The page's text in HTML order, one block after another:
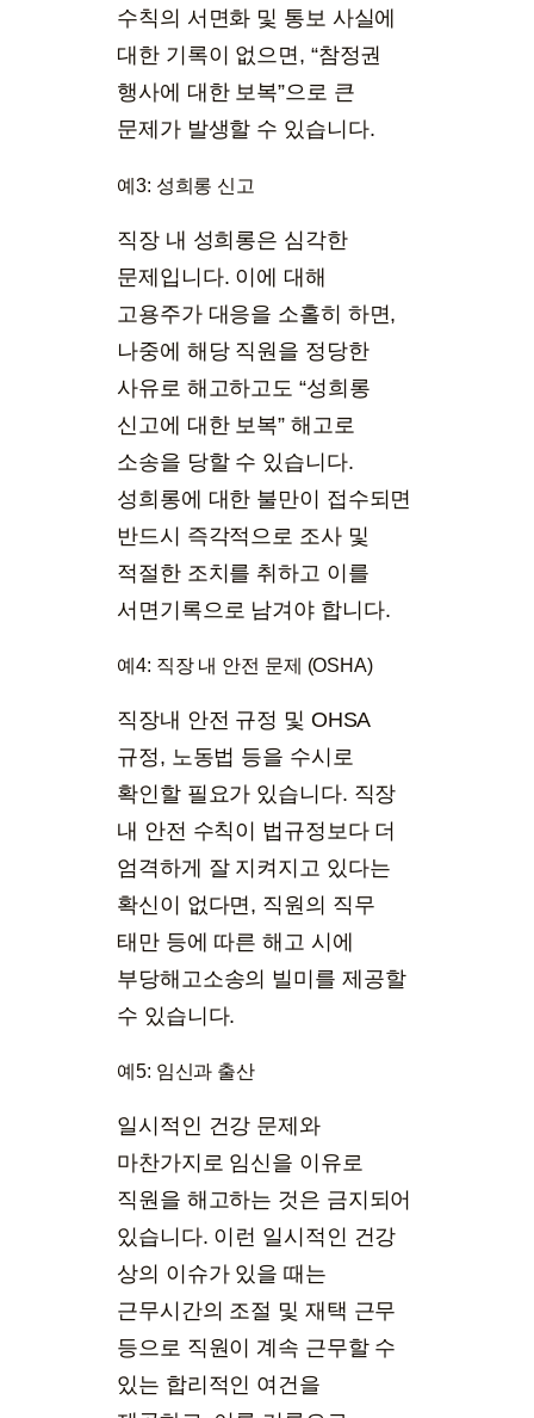
수칙의 서면화 및 통보 사실에
대한 기록이 없으면, “참정권
행사에 대한 보복”으로 큰
문제가 발생할 수 있습니다.
예3: 성희롱 신고
직장 내 성희롱은 심각한
문제입니다. 이에 대해
고용주가 대응을 소홀히 하면,
나중에 해당 직원을 정당한
사유로 해고하고도 “성희롱
신고에 대한 보복” 해고로
소송을 당할 수 있습니다.
성희롱에 대한 불만이 접수되면
반드시 즉각적으로 조사 및
적절한 조치를 취하고 이를
서면기록으로 남겨야 합니다.
예4: 직장 내 안전 문제 (OSHA)
직장내 안전 규정 및 OHSA
규정, 노동법 등을 수시로
확인할 필요가 있습니다. 직장
내 안전 수칙이 법규정보다 더
엄격하게 잘 지켜지고 있다는
확신이 없다면, 직원의 직무
태만 등에 따른 해고 시에
부당해고소송의 빌미를 제공할
수 있습니다.
예5: 임신과 출산
일시적인 건강 문제와
마찬가지로 임신을 이유로
직원을 해고하는 것은 금지되어
있습니다. 이런 일시적인 건강
상의 이슈가 있을 때는
근무시간의 조절 및 재택 근무
등으로 직원이 계속 근무할 수
있는 합리적인 여건을